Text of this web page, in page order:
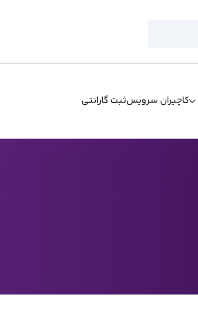
کاچیران سرویسثبت گارانتی